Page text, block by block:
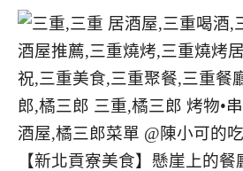
【新北貢寮美食】懸崖上的餐